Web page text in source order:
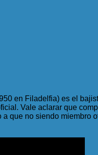
en Filadelfia) es el
Vale aclarar que
que no siendo miembro